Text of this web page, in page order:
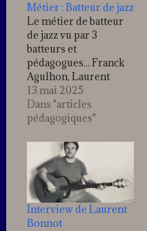
Métier : Batteur de jazz
Le métier de batteur
de jazz vu par 3
batteurs et
pédagogues... Franck
Agulhon, Laurent
Bataille, Stan
Laferrière, parlent de
leur parcours et de
d'enseigner.
13 mai 2025
Dans "articles
pédagogiques"
Interview de Laurent
Bonnot